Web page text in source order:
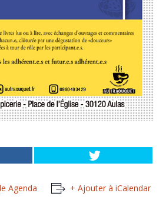
Agenda + Ajouter à iCalendar